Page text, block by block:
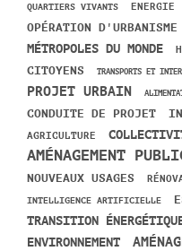
QUARTIERS VIVANTS ENERGIE
OPÉRATION D'URBANISME
MÉTROPOLES DU MONDE
CITOYENS TRANSPORTS ET
PROJET URBAIN
CONDUITE DE PROJET
AGRICULTURE
AMÉNAGEMENT
NOUVEAUX USAGES
INTELLIGENCE ARTIFICIELLE
TRANSITION
ENVIRONNEMENT